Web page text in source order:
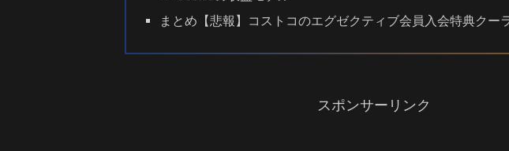
まとめ【悲報】コストコのエグゼクティブ会員入会特典クー
スポンサーリンク